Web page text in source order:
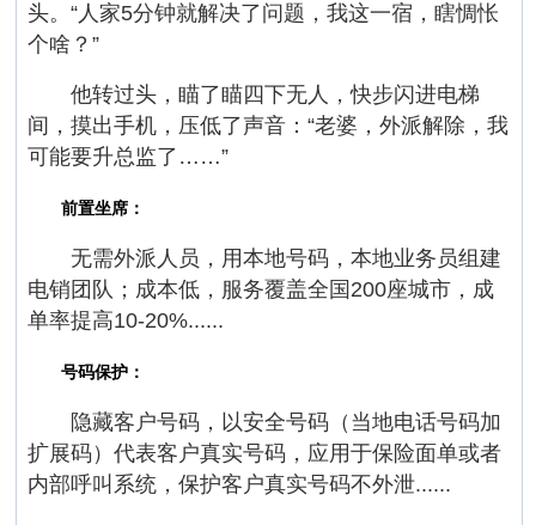
头。“人家5分钟就解决了问题，我这一宿，瞎惆怅
个啥？”
他转过头，瞄了瞄四下无人，快步闪进电梯
间，摸出手机，压低了声音：“老婆，外派解除，我
可能要升总监了……”
前置坐席：
无需外派人员，用本地号码，本地业务员组建
电销团队；成本低，服务覆盖全国200座城市，成
单率提高10-20%......
号码保护：
隐藏客户号码，以安全号码（当地电话号码加
扩展码）代表客户真实号码，应用于保险面单或者
内部呼叫系统，保护客户真实号码不外泄......